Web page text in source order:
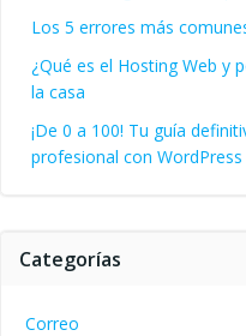
Los 5 errores más
¿Qué es el Hosting Web y
la casa
¡De 0 a 100! Tu guía
profesional con
Categorías
Correo